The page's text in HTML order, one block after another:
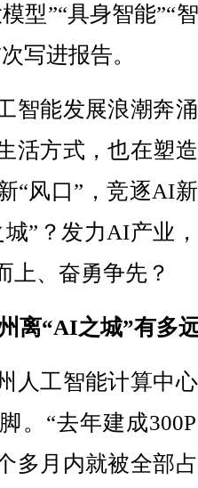
型”“具身智能”“
写进报告。
能发展浪潮奔
活方式，也在塑
“风口”，竞逐AI
”？发力AI产业
上、奋勇争先？
离“AI之城”有多
工智能计算中
。“去年建成
多月内就被全部